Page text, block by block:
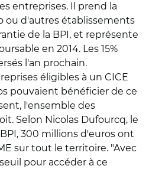
entreprises. Il prend la
ou d'autres établissements
de la BPI, et représente
en 2014. Les 15%
l'an prochain.
éligibles à un CICE
pouvaient bénéficier de ce
l'ensemble des
Selon Nicolas Dufourcq, le
300 millions d'euros ont
sur tout le territoire. "Avec
pour accéder à ce